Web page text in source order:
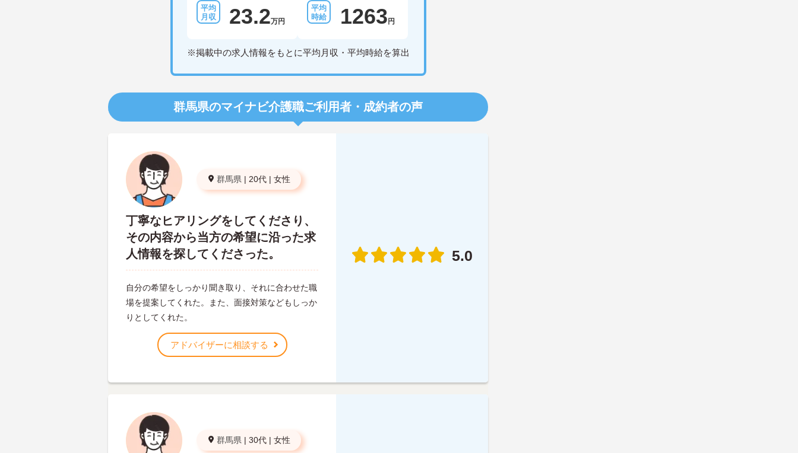
23.2万円 1263円
※掲載中の求人情報をもとに平均月収・平均時給を算出
群馬県のマイナビ介護職ご利用者・成約者の声
群馬県 | 20代 | 女性
丁寧なヒアリングをしてくださり、
その内容から当方の希望に沿った求
人情報を探してくださった。
自分の希望をしっかり聞き取り、それに合わせた職
場を提案してくれた。また、面接対策などもしっか
りとしてくれた。
アドバイザーに相談する
5.0
群馬県 | 30代 | 女性